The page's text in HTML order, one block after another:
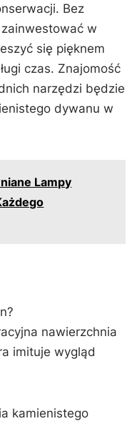
Bez
w‍
się⁣ pięknem
czas. Znajomość
narzędzi ⁣będzie
dywanu w
Lampy
nawierzchnia
imituje wygląd
kamienistego